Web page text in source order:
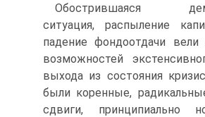
Обострившаяся
ситуация, распыление
падение фондоот­дачи
возможностей
выхода из состояния
были коренные,
сдвиги, принципиально